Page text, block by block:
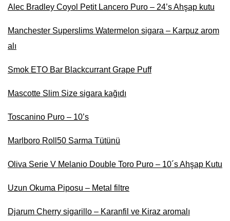
Alec Bradley Coyol Petit Lancero Puro – 24’s Ahşap kutu
Manchester Superslims Watermelon sigara – Karpuz arom
alı
Smok ETO Bar Blackcurrant Grape Puff
Mascotte Slim Size sigara kağıdı
Toscanino Puro – 10’s
Marlboro Roll50 Sarma Tütünü
Oliva Serie V Melanio Double Toro Puro – 10´s Ahşap Kutu
Uzun Okuma Piposu – Metal filtre
Djarum Cherry sigarillo – Karanfil ve Kiraz aromalı